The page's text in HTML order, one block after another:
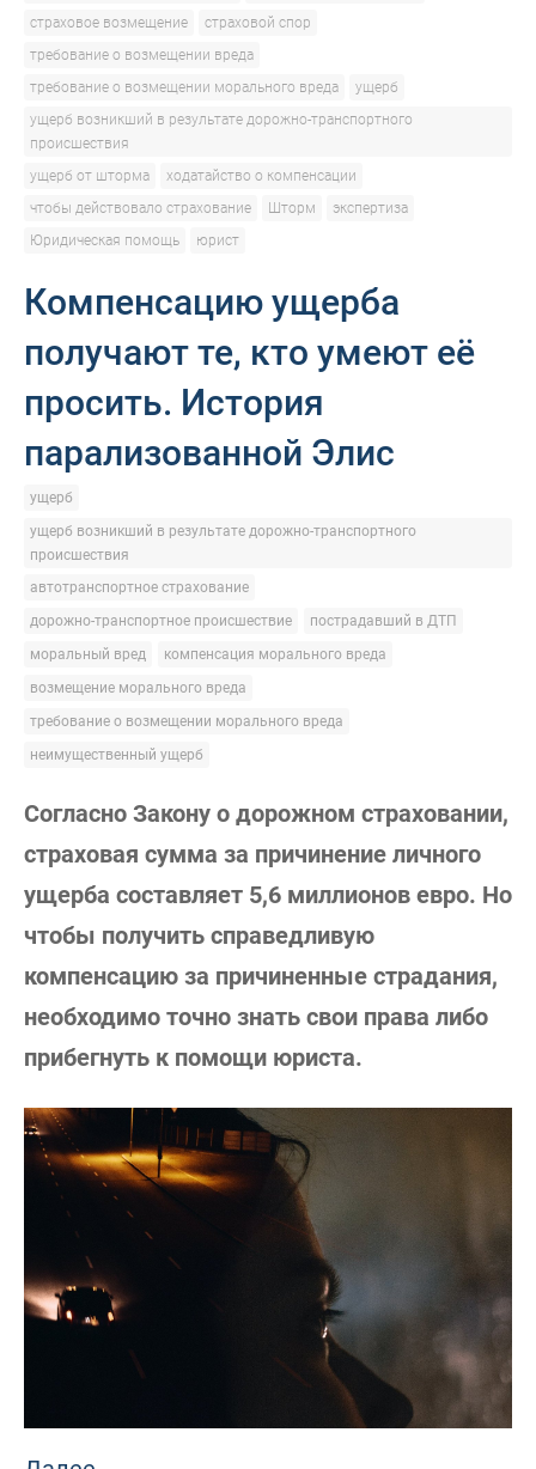
страховое возмещение
страховой спор
требование о возмещении вреда
требование о возмещении морального вреда
ущерб
ущерб возникший в результате дорожно-транспортного
происшествия
ущерб от шторма
ходатайство о компенсации
чтобы действовало страхование
Шторм
экспертиза
Юридическая помощь
юрист
Компенсацию ущерба
получают те, кто умеют её
просить. История
парализованной Элис
ущерб
ущерб возникший в результате дорожно-транспортного
происшествия
автотранспортное страхование
дорожно-транспортное происшествие
пострадавший в ДТП
моральный вред
компенсация морального вреда
возмещение морального вреда
требование о возмещении морального вреда
неимущественный ущерб
Согласно Закону о дорожном страховании,
страховая сумма за причинение личного
ущерба составляет 5,6 миллионов евро. Но
чтобы получить справедливую
компенсацию за причиненные страдания,
необходимо точно знать свои права либо
прибегнуть к помощи юриста.